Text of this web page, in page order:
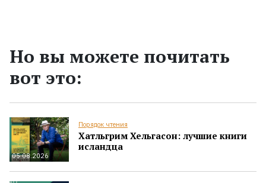
Но вы можете почитать
вот это:
05.08.2026
Порядок чтения
Хатльгрим Хельгасон: лучшие книги
исландца